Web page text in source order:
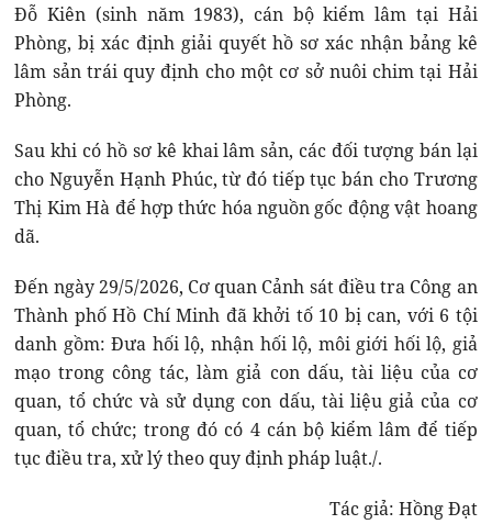
Đỗ Kiên (sinh năm 1983), cán bộ kiểm lâm tại Hải
Phòng, bị xác định giải quyết hồ sơ xác nhận bảng kê
lâm sản trái quy định cho một cơ sở nuôi chim tại Hải
Phòng.
Sau khi có hồ sơ kê khai lâm sản, các đối tượng bán lại
cho Nguyễn Hạnh Phúc, từ đó tiếp tục bán cho Trương
Thị Kim Hà để hợp thức hóa nguồn gốc động vật hoang
dã.
Đến ngày 29/5/2026, Cơ quan Cảnh sát điều tra Công an
Thành phố Hồ Chí Minh đã khởi tố 10 bị can, với 6 tội
danh gồm: Đưa hối lộ, nhận hối lộ, môi giới hối lộ, giả
mạo trong công tác, làm giả con dấu, tài liệu của cơ
quan, tổ chức và sử dụng con dấu, tài liệu giả của cơ
quan, tổ chức; trong đó có 4 cán bộ kiểm lâm để tiếp
tục điều tra, xử lý theo quy định pháp luật./.
Tác giả: Hồng Đạt